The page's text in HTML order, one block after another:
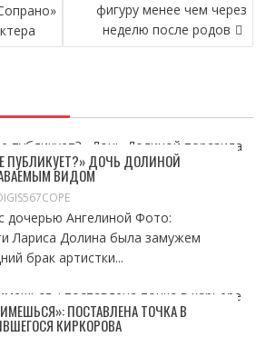
фигуру менее чем через
неделю после родов
ПУБЛИКУЕТ?» ДОЧЬ ДОЛИНОЙ
ВИДОМ
дочерью Ангелиной Фото:
Лариса Долина была замужем
брак артистки...
ПОСТАВЛЕНА ТОЧКА В
КИРКОРОВА